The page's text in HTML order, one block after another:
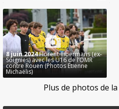
8 juin 2024Florent Tibermans (ex-
Soignies) avec les U16 de l’OMR
contre Rouen (Photos Etienne
Michaëlis)
Plus de photos de